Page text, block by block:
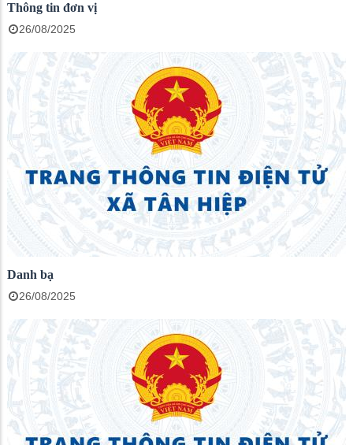
Thông tin đơn vị
26/08/2025
Danh bạ
26/08/2025